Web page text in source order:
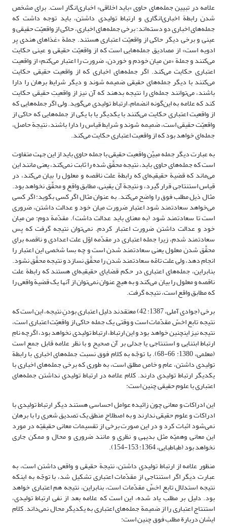
علامه در تبیین جمله‌های حاوی «باید اخلاقی» اخباری‌انگار است. برای مشخص
شدن رابطة اخباری‌انگاری و ارتباط تولیدی داشتن، باید توجه داشت که
جمله‌های اخباری دو دسته‌اند؛ برخی جمله‌های اخباری، حاکی از واقعیّت حقیقی و
عینی و برخی دیگر حاکی از واقعیّت اعتباری هستند. جملة‌ «غذاهای هندی پر
ادویه است» از مصادیق جمله‌هایی است که از واقعیّت حقیقی و عینی حکایت
می‌کنند و جملة «من میان خودم و خوردن، ضرورت را اعتبار می‌کنم» از واقعیت
اعتباری حکایت می‌کند. اگر جمله‌های اخباری که از واقعیت حقیقی حکایت
می‌کنند با دیگر جمله‌های حقیقی ضمیمه شوند و دیگر شرایط برهان را دارا
باشند، می‌توانند جمله‌ای را نتیجه بدهند که آن نیز از واقعیتِ حقیقی حکایت
کند که علامه به این‌گونه انضمام، ارتباط تولیدی می‌گوید. ولی اگر جمله‌هایی که
از واقعیت اعتباری حکایت می‌کنند با یکدیگر یا با یکی از جمله‌هایی که حاکی از
واقعیّت حقیقی است، ضمیمه شوند و شرایط قیاس را دارا باشند، نتیجة حاصل،
جمله‌ای خواهد بود که از واقعیت اعتباری حکایت می‌کند.
به عبارت دیگر جمله مبیِّنِ واقعیت حقیقی با جمله حاوی باید از این جهت متفاوت
است که جمله‌های حاوی باید، نتیجه محقَّق شده را ثابت نمی‌کند، یعنی مانند این
می‌ماند که قضیة حقیقیه‌ای که رابطة علت ناقصه و معلول را بیان می‌کند، در
قیاس استنتاجی قرار گیرد، و نتیجة آن یقینی، مطابق واقع و محقَّق نخواهد بود.
مثال ذیل مطلب فوق را واضح می‌کند. به عنوان مثال اگر کسی بگوید: اگر کسی
می‌خواهد سعادتمند شود اعتبار ضرورت میان خود و عدالت داشتن، ضروری
است تا سعادتمند شود (به معنای باید عدالت داشت). مقدّمة دوم: من میان
خود و عدالت داشتن ضرورت اعتبار کردم. نمی‌توان نتیجه گرفت که پس
سعادتمند شدم، زیرا جمله اعتباری در مقدّمه اوّل علت اعدادی و ناقصه برای
محقَّق شدن معلول یعنی سعادتمند شدن است و چه بسا شخصی این اعتبار را
انجام دهد، ولی علت تامّه سعادتمند شدن را محقَّق نسازد و نتیجه محقَّق نشود.
بنابراین، جمله‌های اعتباری در حکم قضایای حقیقیه‌ای هستند که رابطة علت
ناقصه و معلول را بیان می‌کند و به هیچ عنوان نمی‌توان از آنها یک قضیة واقعی را
که مطابق واقع است، نتیجه گرفت.
برخی (جوادی آملی، 1387: 42) معتقدند دلیل اعتباری بودنِ نتیجه، این است که
نتیجه تابع اخسّ مقدّمات است و وقتی یک جمله حاکی از واقعیّت اعتباری است،
نتیجه نیز اینچنین خواهد بود و این ارتباط، ارتباط تولیدی نخواهد بود، اگرچه نامِ
ارتباط ابتنایی و استنتاجی یا جدلی بر آن صحیح و با نظر علامه قابل جمع است
(معلمی، 1380: 66-68). با توجّه به کلام فوق نسبت جمله‌های اخباری با رابطة
تولیدی داشتن، عام و خاص مطلق است، به طوری که برخی جمله‌های اخباری با
یکدیگر ارتباط تولیدی دارند. کلام علامه در ارتباط تولیدی نداشتن جمله‌های
اعتباری با علوم حقیقی چنین است:
این ادراکات و معانی چون زائیده عوامل احساسی هستند دیگر ارتباط تولیدی با
ادراکات و علوم حقیقی ندارند و به اصطلاح منطق یک تصدیق شعری را با برهان
نمی‌شود اثبات کرد و در این صورت برخی از تقسیمات معانی حقیقیّه در مورد
این معانی وهمیّه مثل بدیهی و نظری و مانند ضروری و محال و ممکن جاری
نخواهد بود (طباطبایی، 1364: 153-154).
منظور علامه از ارتباط تولیدی داشتن، نتیجة حقیقی و واقعی داشتن است، به
عبارت دیگر اگر استنتاجی از مقدّمات اعتباری تشکیل شد، با توجّه به اینکه
نتیجه استدلال تابع اخسِّ مقدّمات است، بنابراین، نتیجه هم اعتباری خواهد
بود. دلیل بر مطلب یاد شده، این است که علامه بعد از نفی ارتباط تولیدی،
استنتاج اعتباری را از ضمیمة جمله‌های اعتباری به یکدیگر محال نمی‌داند. کلام
ایشان دربارة مطلب فوق چنین است: